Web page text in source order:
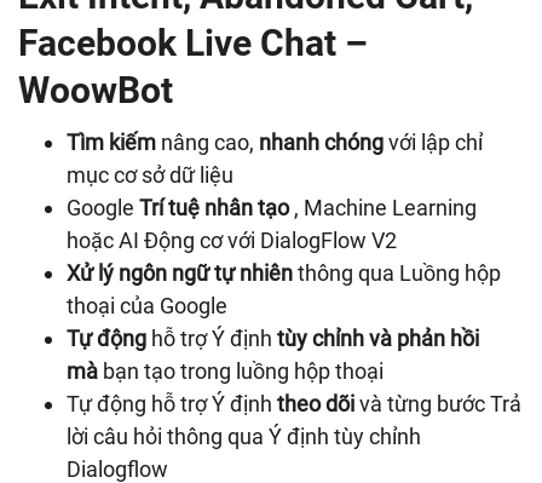
Facebook Live Chat –
WoowBot
Tìm kiếm nâng cao, nhanh chóngvới lập chỉ
mục cơ sở dữ liệu
Google Trí tuệ nhân tạo, Machine Learning
hoặc AI Động cơ với DialogFlow V2
Xử lý ngôn ngữ tự nhiênthông qua Luồng hộp
thoại của Google
Tự động hỗ trợ Ý định tùy chỉnh và phản hồi
mà bạn tạo trong luồng hộp thoại
Tự động hỗ trợ Ý định theo dõivà từng bước Trả
lời câu hỏi thông qua Ý định tùy chỉnh
Dialogflow